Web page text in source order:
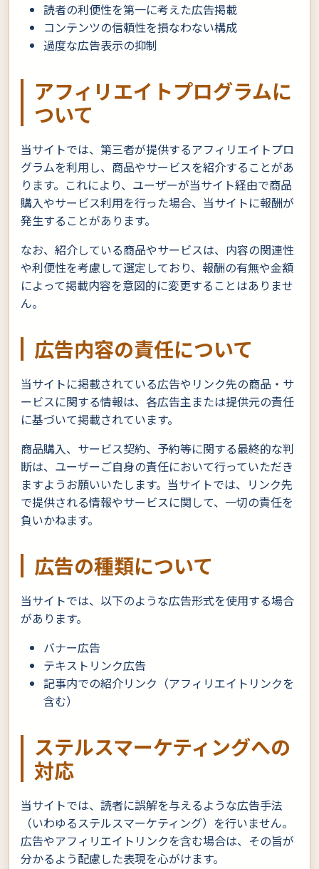
読者の利便性を第一に考えた広告掲載
コンテンツの信頼性を損なわない構成
過度な広告表示の抑制
アフィリエイトプログラムに
ついて
当サイトでは、第三者が提供するアフィリエイトプロ
グラムを利用し、商品やサービスを紹介することがあ
ります。これにより、ユーザーが当サイト経由で商品
購入やサービス利用を行った場合、当サイトに報酬が
発生することがあります。
なお、紹介している商品やサービスは、内容の関連性
や利便性を考慮して選定しており、報酬の有無や金額
によって掲載内容を意図的に変更することはありませ
ん。
広告内容の責任について
当サイトに掲載されている広告やリンク先の商品・サ
ービスに関する情報は、各広告主または提供元の責任
に基づいて掲載されています。
商品購入、サービス契約、予約等に関する最終的な判
断は、ユーザーご自身の責任において行っていただき
ますようお願いいたします。当サイトでは、リンク先
で提供される情報やサービスに関して、一切の責任を
負いかねます。
広告の種類について
当サイトでは、以下のような広告形式を使用する場合
があります。
バナー広告
テキストリンク広告
記事内での紹介リンク（アフィリエイトリンクを
含む）
ステルスマーケティングへの
対応
当サイトでは、読者に誤解を与えるような広告手法
（いわゆるステルスマーケティング）を行いません。
広告やアフィリエイトリンクを含む場合は、その旨が
分かるよう配慮した表現を心がけます。